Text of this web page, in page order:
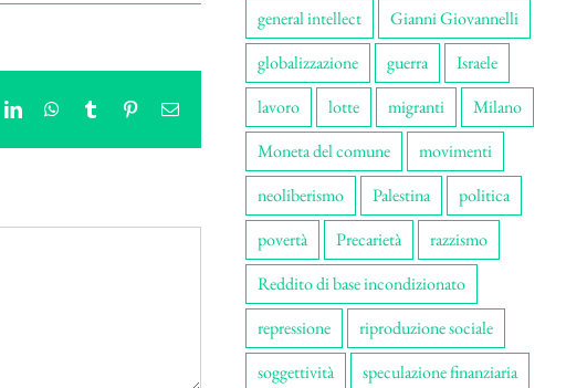
LinkedInWhatsApp
TumblrPinterestEmail
general intellect
Gianni Giovannelli
globalizzazione
guerra
Israele
lavoro
lotte migranti
Milano
Moneta del comune
movimenti
neoliberismo
Palestina
politica
povertà
Precarietà
razzismo
Reddito di base incondizionato
repressione
riproduzione sociale
soggettività
speculazione finanziaria